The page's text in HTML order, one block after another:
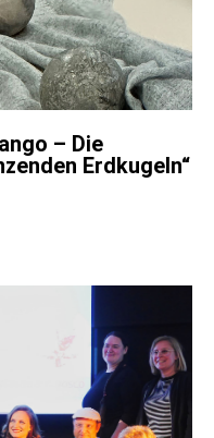
– Die
Erdkugeln“